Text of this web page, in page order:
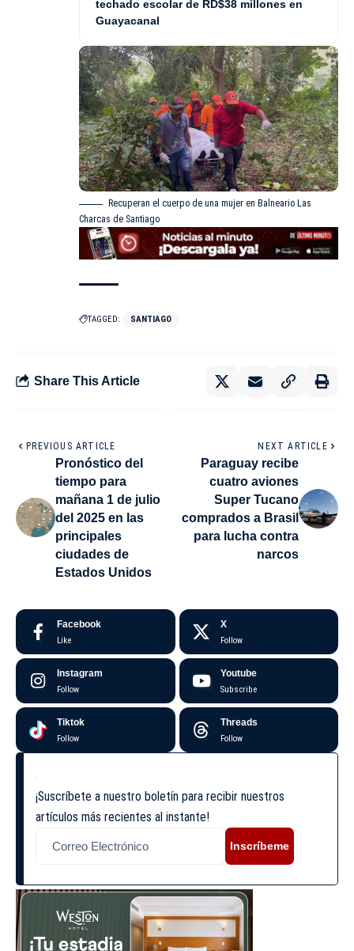
techado escolar de RD$38 millones en
Guayacanal
Recuperan el cuerpo de una mujer en Balneario Las
Charcas de Santiago
TAGGED: SANTIAGO
Share This Article
PREVIOUS ARTICLE
Pronóstico del
tiempo para
mañana 1 de julio
del 2025 en las
principales
ciudades de
Estados Unidos
NEXT ARTICLE
Paraguay recibe
cuatro aviones
Super Tucano
comprados a Brasil
para lucha contra
narcos
Facebook
Like
X
Follow
Instagram
Follow
Youtube
Subscribe
Tiktok
Follow
Threads
Follow
¡Suscríbete a nuestro boletín para recibir nuestros
artículos más recientes al instante!
Inscríbeme